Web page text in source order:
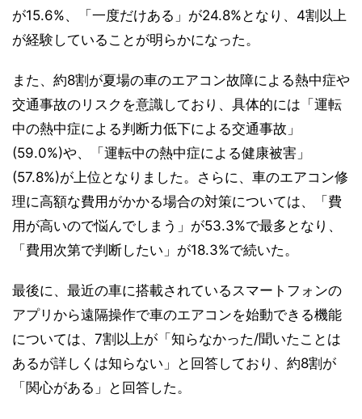
が15.6%、「一度だけある」が24.8%となり、4割以上
が経験していることが明らかになった。
また、約8割が夏場の車のエアコン故障による熱中症や
交通事故のリスクを意識しており、具体的には「運転
中の熱中症による判断力低下による交通事故」
(59.0%)や、「運転中の熱中症による健康被害」
(57.8%)が上位となりました。さらに、車のエアコン修
理に高額な費用がかかる場合の対策については、「費
用が高いので悩んでしまう」が53.3%で最多となり、
「費用次第で判断したい」が18.3%で続いた。
最後に、最近の車に搭載されているスマートフォンの
アプリから遠隔操作で車のエアコンを始動できる機能
については、7割以上が「知らなかった/聞いたことは
あるが詳しくは知らない」と回答しており、約8割が
「関心がある」と回答した。